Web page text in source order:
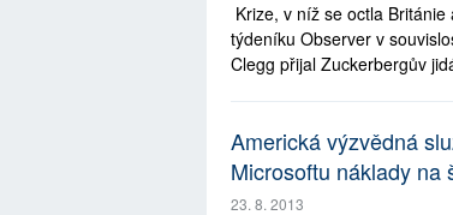
Krize, v níž se octla
týdeníku Observer v
Clegg přijal Zuckerbergův
Americká výzvědná
Microsoftu náklady na
23. 8. 2013